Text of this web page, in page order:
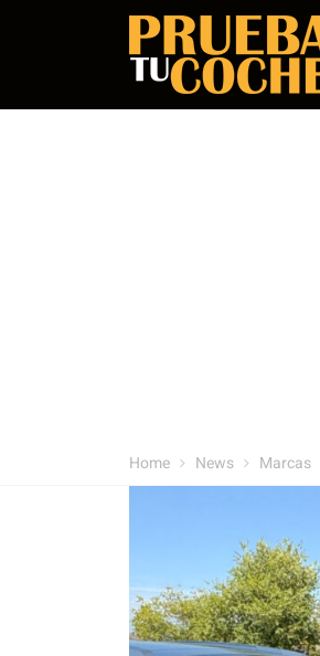
Home News Marcas